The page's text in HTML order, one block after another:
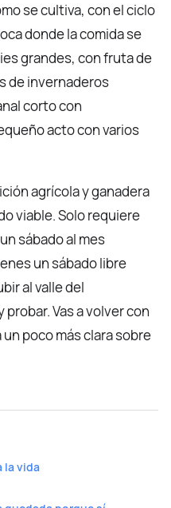
se cultiva, con el ciclo
donde la comida se
grandes, con fruta de
de invernaderos
corto con
acto con varios
agrícola y ganadera
viable. Solo requiere
sábado al mes
un sábado libre
al valle del
probar. Vas a volver con
poco más clara sobre
la vida